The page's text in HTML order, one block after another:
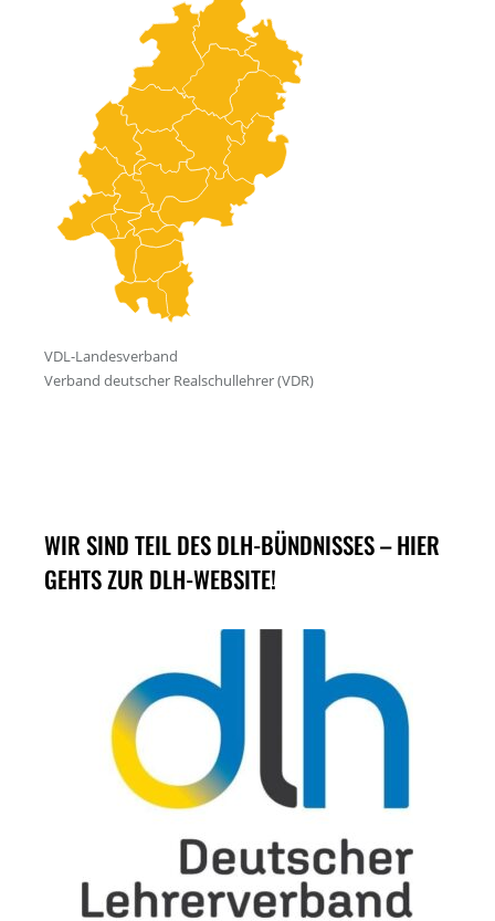
WIR SIND TEIL DES DLH-BÜNDNISSES – HIER
GEHTS ZUR DLH-WEBSITE!